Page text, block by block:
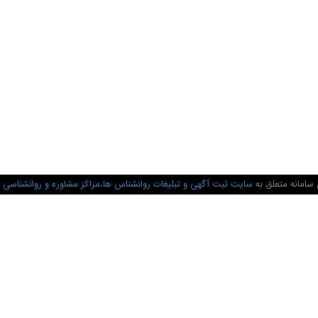
متعلق به سایت ثبت آگهی و تبلیغات روانشناس ها،مراکز مشاوره و روانشناسی